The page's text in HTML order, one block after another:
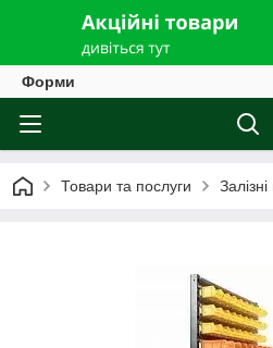
Форми
Товари та послуги